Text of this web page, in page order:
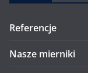
Referencje
Nasze mierniki